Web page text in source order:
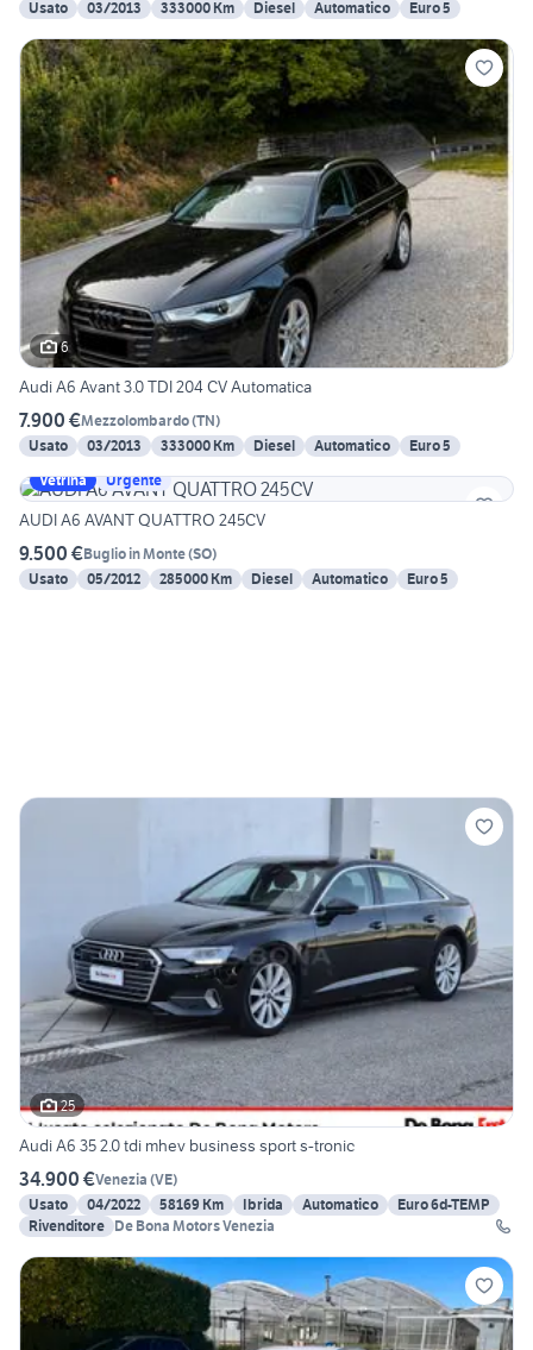
Usato
03/2013 333000 Km Diesel Automatico Euro 5
6
Audi A6 Avant 3.0 TDI 204 CV Automatica
7.900 €Mezzolombardo(TN)
Usato
03/2013 333000 Km Diesel Automatico
Euro 5
Vetrina
Urgente
AUDI A6 AVANT QUATTRO 245CV
9.500 €Buglio in Monte(SO)
Usato
05/2012 285000 Km Diesel Automatico Euro 5
25
Audi A6 35 2.0 tdi mhev business sport s-tronic
34.900 €Venezia (VE)
Usato
04/2022 58169 Km Ibrida Automatico
Euro 6d-TEMP
Rivenditore De Bona Motors Venezia